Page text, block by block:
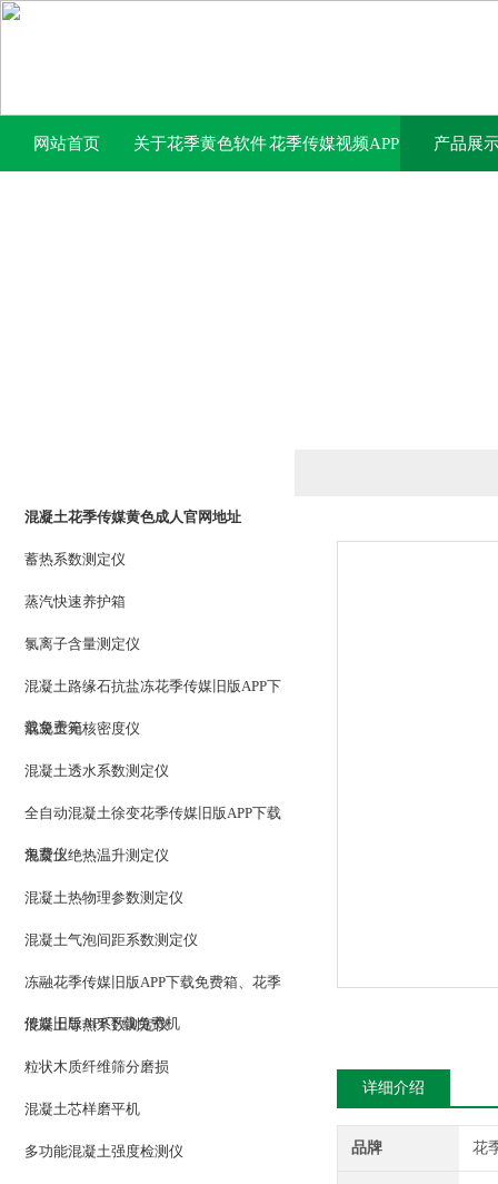
网站首页 关于花季黄色软件花季传媒视频APP 产品展
混凝土花季传媒黄色成人官网地址
蓄热系数测定仪
蒸汽快速养护箱
氯离子含量测定仪
混凝土路缘石抗盐冻花季传媒旧版APP下
载免费箱
混凝土无核密度仪
混凝土透水系数测定仪
全自动混凝土徐变花季传媒旧版APP下载
免费仪
混凝土绝热温升测定仪
混凝土热物理参数测定仪
混凝土气泡间距系数测定仪
冻融花季传媒旧版APP下载免费箱、花季
传媒旧版APP下载免费机
混凝土导热系数测定仪
粒状木质纤维筛分磨损
混凝土芯样磨平机
多功能混凝土强度检测仪
详细介绍
品牌 花